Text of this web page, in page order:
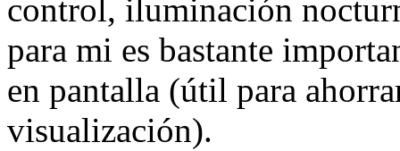
control, iluminación
para mi es bastante
en pantalla (útil para
visualización).